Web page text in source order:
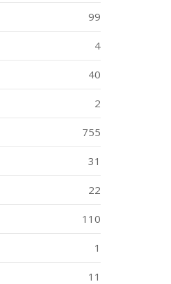
99
4
40
2
755
31
22
110
1
11